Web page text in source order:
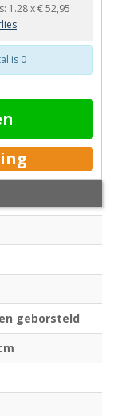
1.28x€ 52,95
is 0
geborsteld